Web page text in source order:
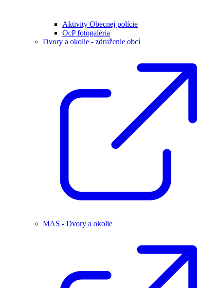
Aktivity Obecnej polície
OcP fotogaléria
Dvory a okolie - združenie obcí
MAS - Dvory a okolie